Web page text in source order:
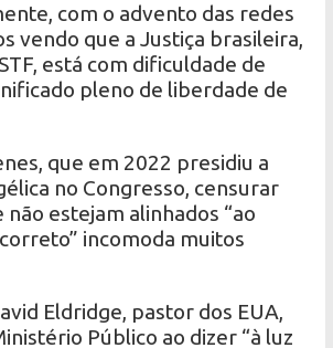
com o advento das redes
vendo que a Justiça brasileira,
está com dificuldade de
pleno de liberdade de
que em 2022 presidiu a
no Congresso, censurar
estejam alinhados “ao
incomoda muitos
Eldridge, pastor dos EUA,
Público ao dizer “à luz